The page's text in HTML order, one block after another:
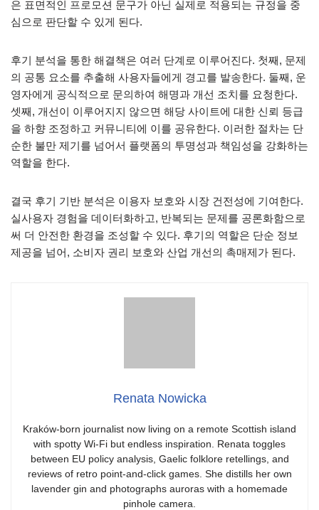
은 표면적인 프로모션 문구가 아닌 실제로 적용되는 규정을 중
심으로 판단할 수 있게 된다.
후기 분석을 통한 해결책은 여러 단계로 이루어진다. 첫째, 문제
의 공통 요소를 추출해 사용자들에게 경고를 발송한다. 둘째, 운
영자에게 공식적으로 문의하여 해명과 개선 조치를 요청한다.
셋째, 개선이 이루어지지 않으면 해당 사이트에 대한 신뢰 등급
을 하향 조정하고 커뮤니티에 이를 공유한다. 이러한 절차는 단
순한 불만 제기를 넘어서 플랫폼의 투명성과 책임성을 강화하는
역할을 한다.
결국 후기 기반 분석은 이용자 보호와 시장 건전성에 기여한다.
실사용자 경험을 데이터화하고, 반복되는 문제를 공론화함으로
써 더 안전한 환경을 조성할 수 있다. 후기의 역할은 단순 정보
제공을 넘어, 소비자 권리 보호와 산업 개선의 촉매제가 된다.
Renata Nowicka
Kraków-born journalist now living on a remote Scottish island
with spotty Wi-Fi but endless inspiration. Renata toggles
between EU policy analysis, Gaelic folklore retellings, and
reviews of retro point-and-click games. She distills her own
lavender gin and photographs auroras with a homemade
pinhole camera.